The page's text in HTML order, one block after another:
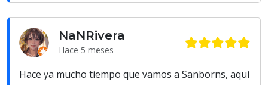
NaNRivera
Hace 5 meses
Hace ya mucho tiempo que vamos a Sanborns, aquí